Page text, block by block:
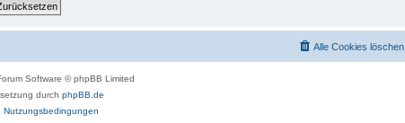
Alle Cookies löschen
Software © phpBB Limited
durch phpBB.de
Nutzungsbedingungen